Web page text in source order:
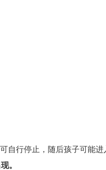
自行停止，随后孩子可能进
。